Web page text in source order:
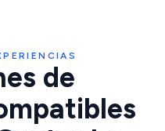
de